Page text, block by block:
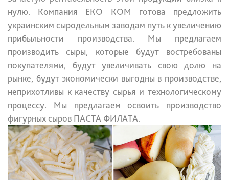
нулю. Компания ЕКО КОМ готова предложить
украинским сыродельным заводам путь к увеличению
прибыльности производства. Мы предлагаем
производить сыры, которые будут востребованы
покупателями, будут увеличивать свою долю на
рынке, будут экономически выгодны в производстве,
неприхотливы к качеству сырья и технологическому
процессу. Мы предлагаем освоить производство
фигурных сыров ПАСТА ФИЛАТА.